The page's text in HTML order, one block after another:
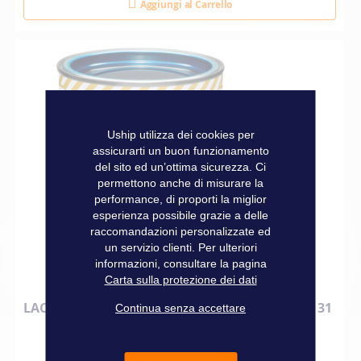
Aggiungi al Carrello
LACCA EPIFANES BOOTLAK 750 ML BLU VERDE 31
Uship utilizza dei cookies per
assicurarti un buon funzionamento
del sito ed un’ottima sicurezza. Ci
permettono anche di misurare la
performance, di proporti la miglior
esperienza possibile grazie a delle
raccomandazioni personalizzate ed
un servizio clienti. Per ulteriori
informazioni, consultare la pagina
Carta sulla protezione dei dati
Continua senza accettare